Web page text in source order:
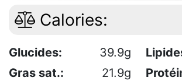
Calories:
Glucides: 39.9g
Gras sat.:
21.9g